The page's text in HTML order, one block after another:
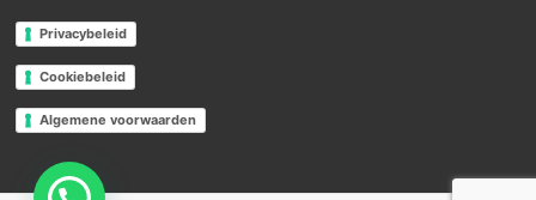
Privacybeleid
Cookiebeleid
Algemene voorwaarden